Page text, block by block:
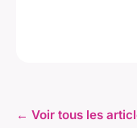
← Voir tous les